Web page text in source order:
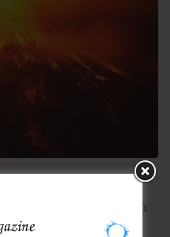
του ηφαιστείου
προληπτικά